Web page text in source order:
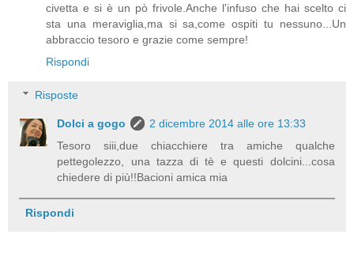
civetta e si è un pò frivole.Anche l'infuso che hai scelto ci
sta una meraviglia,ma si sa,come ospiti tu nessuno...Un
abbraccio tesoro e grazie come sempre!
Rispondi
Risposte
Dolci a gogo
2 dicembre 2014 alle ore 13:33
Tesoro siii,due chiacchiere tra amiche qualche
pettegolezzo, una tazza di tè e questi dolcini...cosa
chiedere di più!!Bacioni amica mia
Rispondi